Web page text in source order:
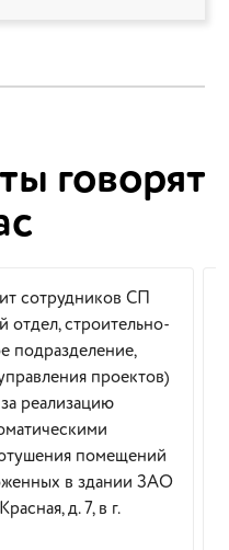
говорят
сотрудников СП
строительно-
подразделение,
проектов)
реализацию
помещений
в здании ЗАО
д. 7, в г.